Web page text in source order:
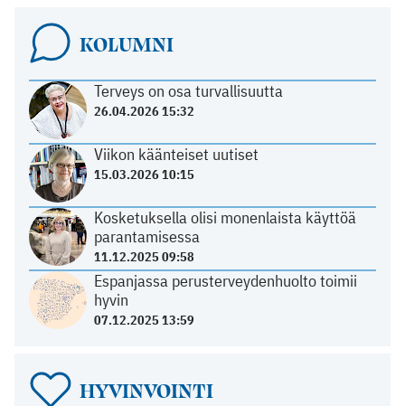
KOLUMNI
Terveys on osa turvallisuutta
26.04.2026 15:32
Viikon käänteiset uutiset
15.03.2026 10:15
Kosketuksella olisi monenlaista käyttöä
parantamisessa
11.12.2025 09:58
Espanjassa perusterveydenhuolto toimii
hyvin
07.12.2025 13:59
HYVINVOINTI